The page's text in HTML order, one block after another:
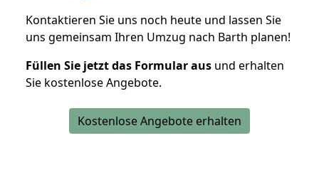
Kontaktieren Sie uns noch heute und lassen Sie
uns gemeinsam Ihren Umzug nach Barth planen!
Füllen Sie jetzt das Formular aus und erhalten
Sie kostenlose Angebote.
Kostenlose Angebote erhalten